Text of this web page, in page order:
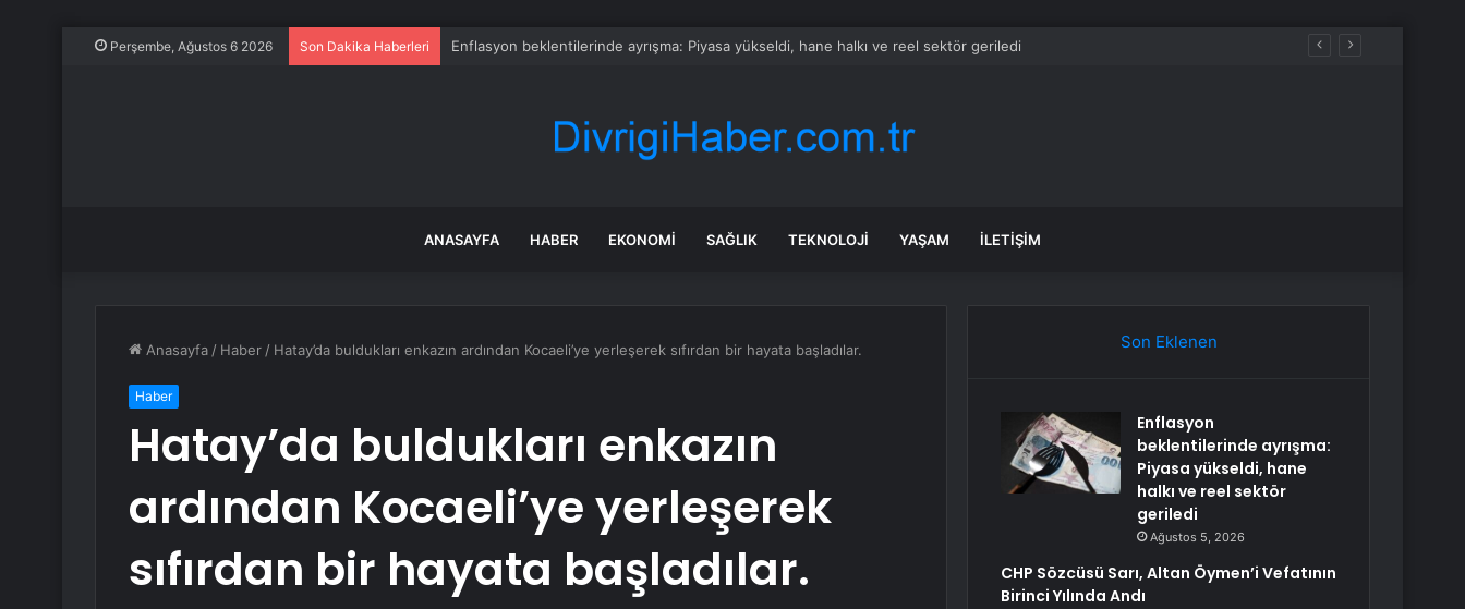
Perşembe, Ağustos 6 2026 Son Dakika Haberleri CHP Sözcüsü Sarı, Altan Öymen’i Vefatının Birinci Yılında Andı
ANASAYFA HABER EKONOMI SAĞLIK TEKNOLOJI YAŞAM İLETIŞIM
Anasayfa / Haber / Hatay’da buldukları enkazın ardından Kocaeli’ye yerleşerek sıfırdan bir hayata başladılar.
Haber
Hatay’da buldukları enkazın
ardından Kocaeli’ye yerleşerek
sıfırdan bir hayata başladılar.
Son Eklenen
Enflasyon
beklentilerinde ayrışma:
Piyasa yükseldi, hane
halkı ve reel sektör
geriledi
Ağustos 5, 2026
CHP Sözcüsü Sarı, Altan Öymen’i Vefatının
Birinci Yılında Andı